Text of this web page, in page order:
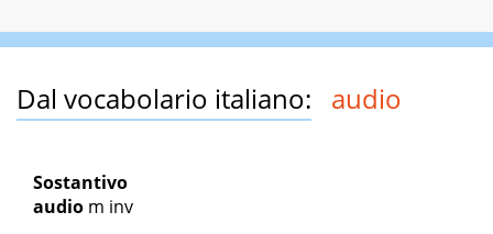
Dal vocabolario italiano: audio
Sostantivo
audio m inv